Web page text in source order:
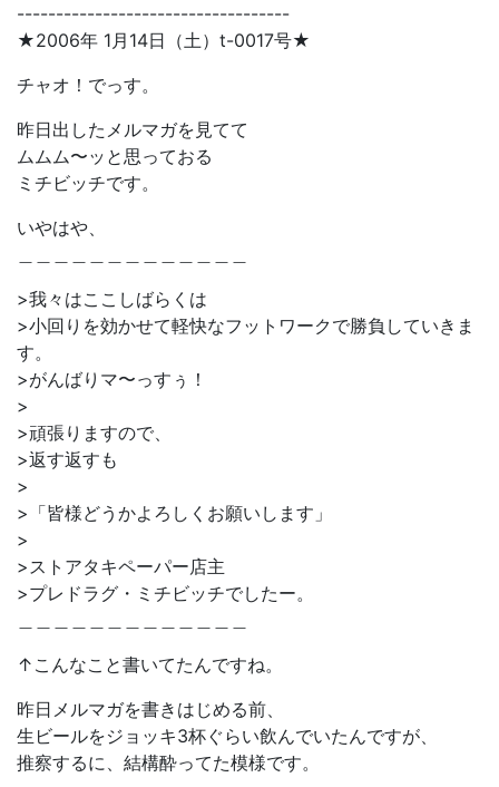
-----------------------------------
★2006年 1月14日（土）t-0017号★
チャオ！でっす。
昨日出したメルマガを見てて
ムムム〜ッと思っておる
ミチビッチです。
いやはや、
>我々はここしばらくは
>小回りを効かせて軽快なフットワークで勝負していきま
す。
>がんばりマ〜っすぅ！
>
>頑張りますので、
>返す返すも
>
>「皆様どうかよろしくお願いします」
>
>ストアタキペーパー店主
>プレドラグ・ミチビッチでしたー。
↑こんなこと書いてたんですね。
昨日メルマガを書きはじめる前、
生ビールをジョッキ3杯ぐらい飲んでいたんですが、
推察するに、結構酔ってた模様です。